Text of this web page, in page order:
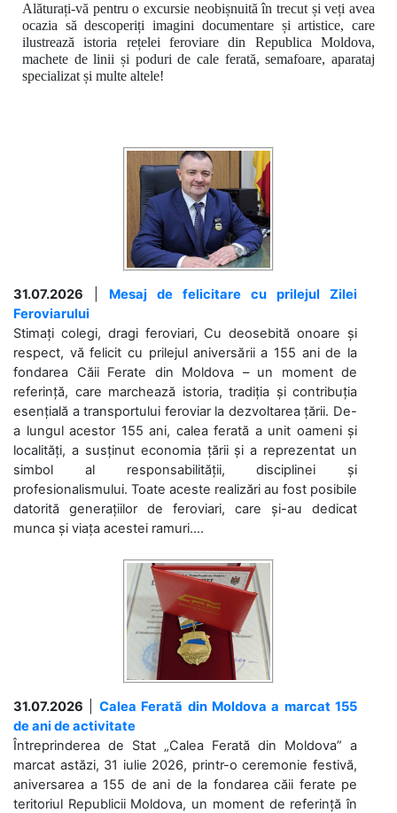
Alăturați-vă pentru o excursie neobișnuită în trecut și veți avea
ocazia să descoperiți imagini documentare și artistice, care
ilustrează istoria rețelei feroviare din Republica Moldova,
machete de linii și poduri de cale ferată, semafoare, aparataj
specializat și multe altele!
31.07.2026
Mesaj de felicitare cu prilejul Zilei
Feroviarului
Stimați colegi, dragi feroviari, Cu deosebită onoare și
respect, vă felicit cu prilejul aniversării a 155 ani de la
fondarea Căii Ferate din Moldova – un moment de
referință, care marchează istoria, tradiția și contribuția
esențială a transportului feroviar la dezvoltarea țării. De-
a lungul acestor 155 ani, calea ferată a unit oameni și
localități, a susținut economia țării și a reprezentat un
simbol al responsabilității, disciplinei și
profesionalismului. Toate aceste realizări au fost posibile
datorită generațiilor de feroviari, care și-au dedicat
munca și viața acestei ramuri....
31.07.2026
Calea Ferată din Moldova a marcat 155
de ani de activitate
Întreprinderea de Stat „Calea Ferată din Moldova” a
marcat astăzi, 31 iulie 2026, printr-o ceremonie festivă,
aniversarea a 155 de ani de la fondarea căii ferate pe
teritoriul Republicii Moldova, un moment de referință în